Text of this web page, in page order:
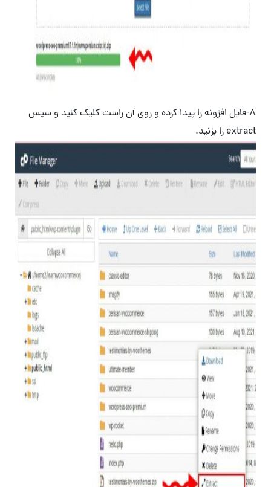
8-فایل افزونه را پیدا کرده و روی آن راست کلیک کنید و سپس
extract را بزنید.